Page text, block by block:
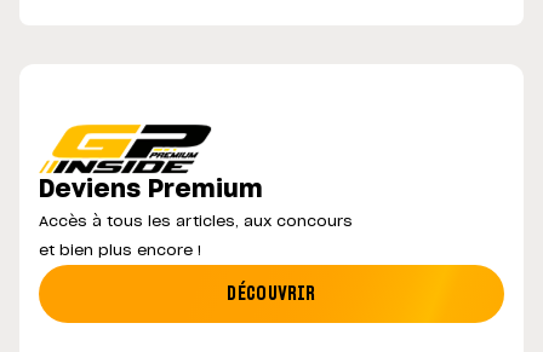
Deviens Premium
Accès à tous les articles, aux concours
et bien plus encore !
DÉCOUVRIR